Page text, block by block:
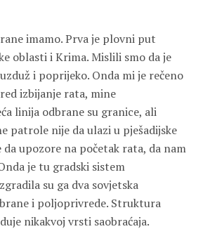
imamo. Prva je plovni put
oblasti i Krima. Mislili smo da je
i poprijeko. Onda mi je rečeno
izbijanje rata, mine
linija odbrane su granice, ali
patrole nije da ulazi u pješadijske
da upozore na početak rata, da nam
je tu gradski sistem
su ga dva sovjetska
i poljoprivrede. Struktura
nikakvoj vrsti saobraćaja.